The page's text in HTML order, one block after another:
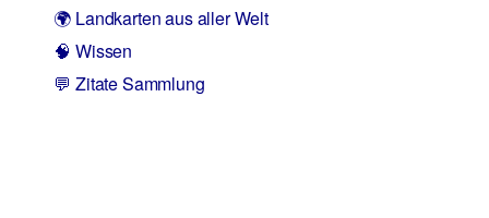
🌍 Landkarten aus aller Welt
🧠 Wissen
💬 Zitate Sammlung